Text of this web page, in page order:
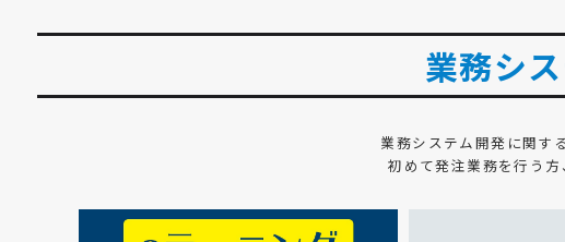
業務シ
業務システム開発 に関す
初めて発注業務を行う